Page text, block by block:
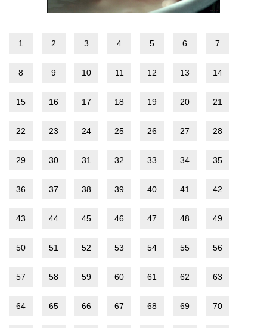
1 2 3 4 5 6 7
8 9 10 11 12 13 14
15 16 17 18 19 20 21
22 23 24 25 26 27 28
29 30 31 32 33 34 35
36 37 38 39 40 41 42
43 44 45 46 47 48 49
50 51 52 53 54 55 56
57 58 59 60 61 62 63
64 65 66 67 68 69 70